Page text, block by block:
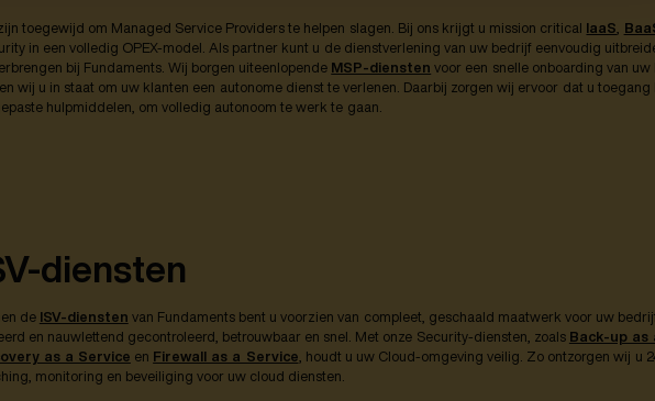
toegewijd om Managed Service Providers te helpen slagen. Bij ons krijgt u mission critical IaaS
in een volledig OPEX-model. Als partner kunt u de dienstverlening van uw bedrijf eenvoudig
bij Fundaments. Wij borgen uiteenlopende MSP-diensten voor een snelle onboarding van
wij u in staat om uw klanten een autonome dienst te verlenen. Daarbij zorgen wij ervoor dat u
hulpmiddelen, om volledig autonoom te werk te gaan.
diensten
de ISV-diensten van Fundaments bent u voorzien van compleet, geschaald maatwerk voor uw
en nauwlettend gecontroleerd, betrouwbaar en snel. Met onze Security-diensten, zoals Back-up as
as a Service en Firewall as a Service , houdt u uw Cloud-omgeving veilig. Zo ontzorgen wij u
monitoring en beveiliging voor uw cloud diensten.